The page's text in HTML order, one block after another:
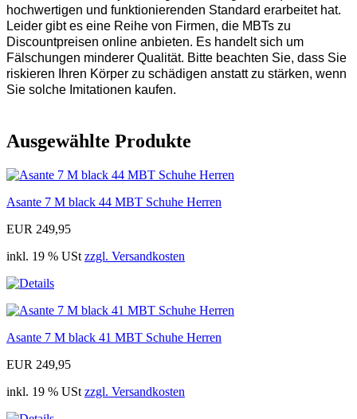
hochwertigen und funktionierenden Standard erarbeitet hat.
Leider gibt es eine Reihe von Firmen, die MBTs zu
Discountpreisen online anbieten. Es handelt sich um
Fälschungen minderer Qualität. Bitte beachten Sie, dass Sie
riskieren Ihren Körper zu schädigen anstatt zu stärken, wenn
Sie solche Imitationen kaufen.
Ausgewählte Produkte
Asante 7 M black 44 MBT Schuhe Herren
EUR 249,95
inkl. 19 % USt zzgl. Versandkosten
Asante 7 M black 41 MBT Schuhe Herren
EUR 249,95
inkl. 19 % USt zzgl. Versandkosten